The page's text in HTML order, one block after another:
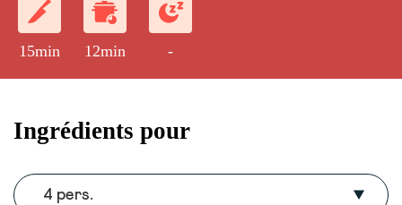
15min 12min -
Ingrédients pour
4 pers.